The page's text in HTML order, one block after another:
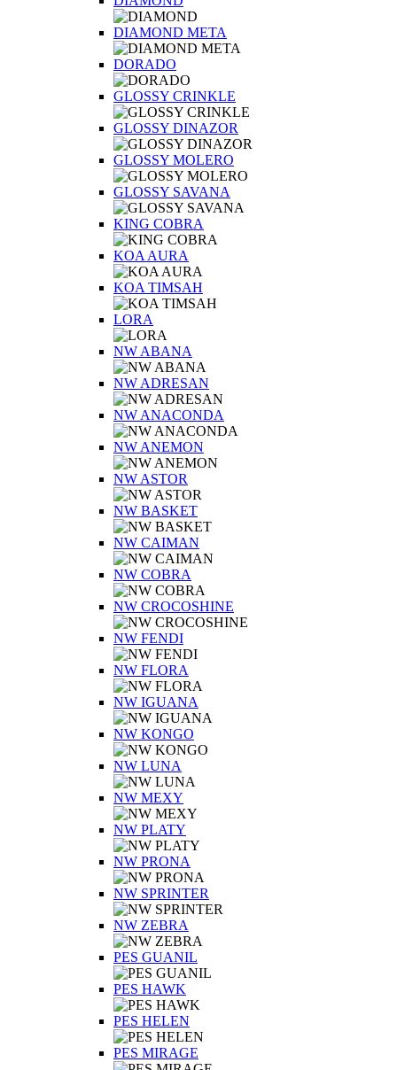
DIAMOND META
DORADO
GLOSSY CRINKLE
GLOSSY DINAZOR
GLOSSY MOLERO
GLOSSY SAVANA
KING COBRA
KOA AURA
KOA TIMSAH
LORA
NW ABANA
NW ADRESAN
NW ANACONDA
NW ANEMON
NW ASTOR
NW BASKET
NW CAIMAN
NW COBRA
NW CROCOSHINE
NW FENDI
NW FLORA
NW IGUANA
NW KONGO
NW LUNA
NW MEXY
NW PLATY
NW PRONA
NW SPRINTER
NW ZEBRA
PES GUANIL
PES HAWK
PES HELEN
PES MIRAGE